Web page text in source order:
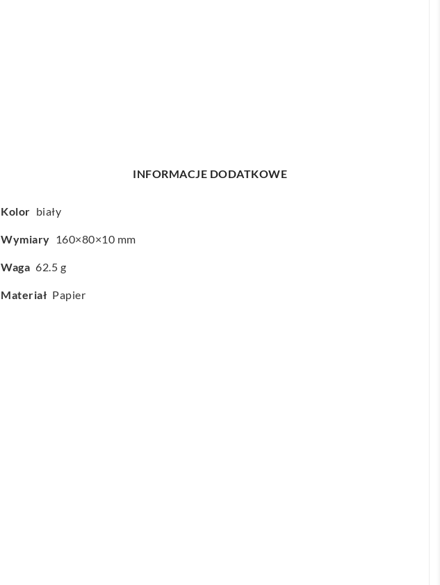
INFORMACJE DODATKOWE
Kolor biały
Wymiary 160×80×10 mm
Waga 62.5 g
Materiał Papier